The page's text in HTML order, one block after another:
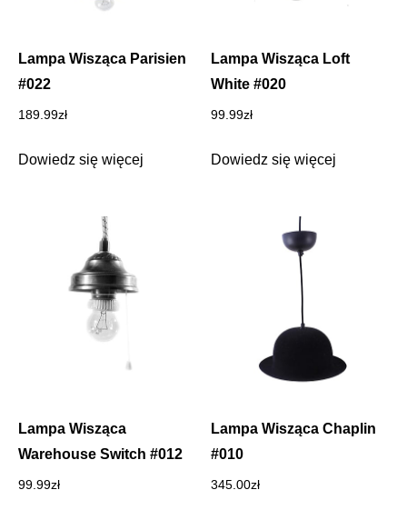
Lampa Wisząca Parisien
#022
189.99zł
Dowiedz się więcej
Lampa Wisząca Loft
White #020
99.99zł
Dowiedz się więcej
Lampa Wisząca
Warehouse Switch #012
99.99zł
Lampa Wisząca Chaplin
#010
345.00zł